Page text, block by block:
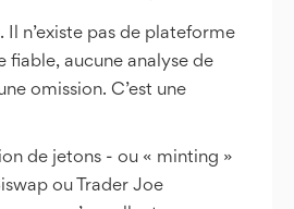
Il n’existe pas de plateforme
fiable, aucune analyse de
omission. C’est une
de jetons - ou « minting »
ou Trader Joe